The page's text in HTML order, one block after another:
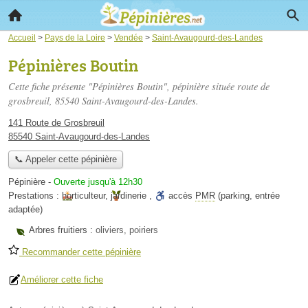
Accueil > Pays de la Loire > Vendée > Saint-Avaugourd-des-Landes
Pépinières Boutin
Cette fiche présente "Pépinières Boutin", pépinière située route de
grosbreuil, 85540 Saint-Avaugourd-des-Landes.
141 Route de Grosbreuil
85540 Saint-Avaugourd-des-Landes
📞 Appeler cette pépinière
Pépinière - Ouverte jusqu'à 12h30
Prestations : horticulteur, jardinerie , accès PMR (parking, entrée
adaptée)
Arbres fruitiers : oliviers, poiriers
Recommander cette pépinière
Améliorer cette fiche